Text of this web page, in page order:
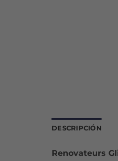
DESCRIPCIÓN
Renovateurs